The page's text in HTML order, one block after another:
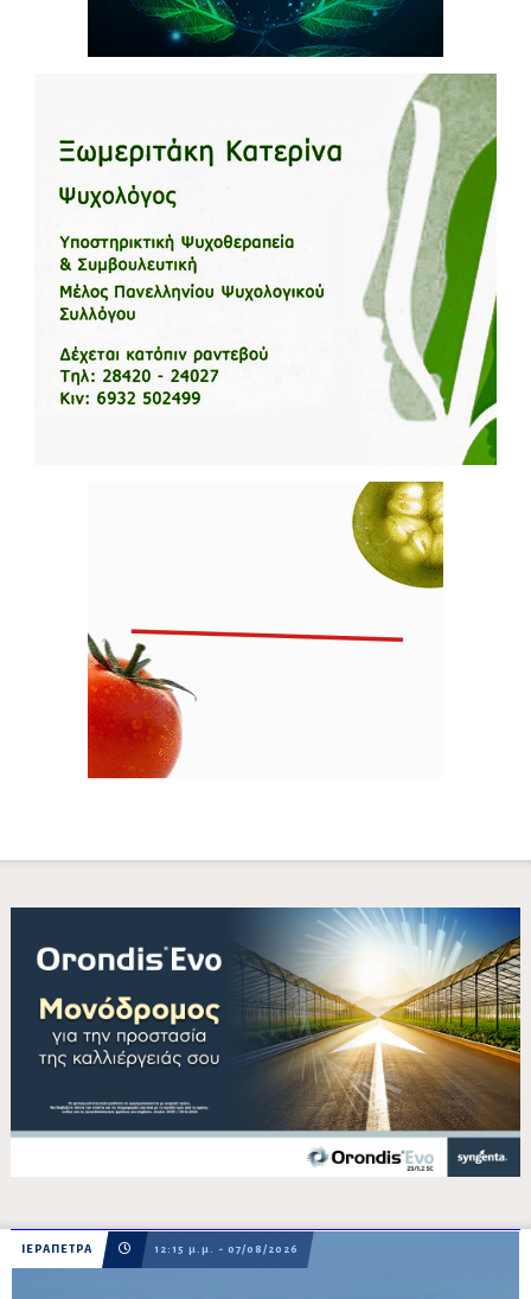
ΙΕΡΑΠΕΤΡΑ 12:15 μ.μ. - 07/08/2026